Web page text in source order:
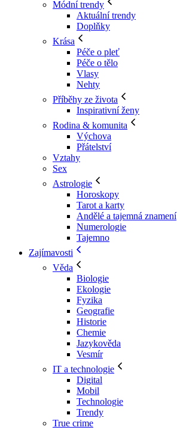
Módní trendy
Aktuální trendy
Doplňky
Krása
Péče o pleť
Péče o tělo
Vlasy
Nehty
Příběhy ze života
Inspirativní ženy
Rodina & komunita
Výchova
Přátelství
Vztahy
Sex
Astrologie
Horoskopy
Tarot a karty
Andělé a tajemná znamení
Numerologie
Tajemno
Zajímavosti
Věda
Biologie
Ekologie
Fyzika
Geografie
Historie
Chemie
Jazykověda
Vesmír
IT a technologie
Digital
Mobil
Technologie
Trendy
True crime